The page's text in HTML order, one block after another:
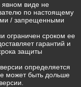
явном виде не
по настоящему
/ запрещенными
ограничен сроком ее
гарантий и
защиты
определяется
может быть дольше